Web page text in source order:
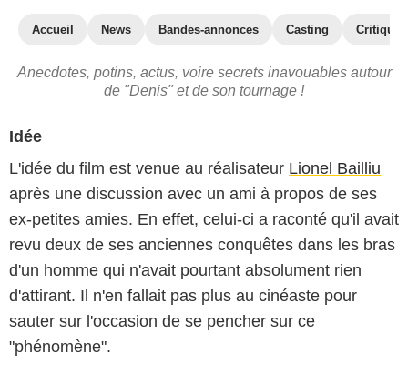
Accueil News Bandes-annonces Casting
Anecdotes, potins, actus, voire secrets inavouables autour
de "Denis" et de son tournage !
Idée
L'idée du film est venue au réalisateur Lionel Bailliu
après une discussion avec un ami à propos de ses
ex-petites amies. En effet, celui-ci a raconté qu'il avait
revu deux de ses anciennes conquêtes dans les bras
d'un homme qui n'avait pourtant absolument rien
d'attirant. Il n'en fallait pas plus au cinéaste pour
sauter sur l'occasion de se pencher sur ce
"phénomène".